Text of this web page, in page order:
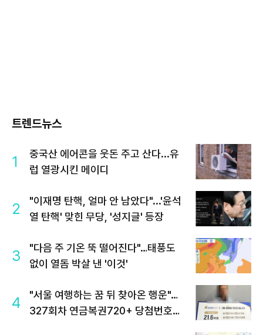
트렌드뉴스
1
중국산 에어콘을 웃돈 주고 산다...유
럽 열광시킨 메이디
2
"이재명 탄핵, 얼마 안 남았다"...'윤석
열 탄핵' 맞힌 무당, '성지글' 등장
3
"다음 주 기온 뚝 떨어진다"…태풍도
없이 열돔 박살 낸 '이것'
4
"서울 여행하는 꿈 뒤 찾아온 행운"…
327회차 연금복권720+ 당첨번호조